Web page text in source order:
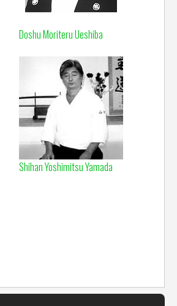
Doshu Moriteru Ueshiba
Shihan Yoshimitsu Yamada